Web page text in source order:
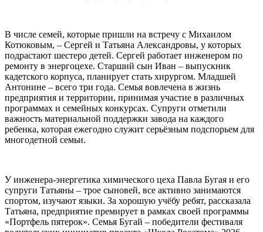
В числе семей, которые пришли на встречу с Михаилом
Котюковым, – Сергей и Татьяна Александровы, у которых
подрастают шестеро детей. Сергей работает инженером по
ремонту в энергоцехе. Старший сын Иван – выпускник
кадетского корпуса, планирует стать хирургом. Младшей
Антонине – всего три года. Семья вовлечена в жизнь
предприятия и территории, принимая участие в различных
программах и семейных конкурсах. Супруги отметили
важность материальной поддержки завода на каждого
ребенка, которая ежегодно служит серьёзным подспорьем для
многодетной семьи.
У инженера-энергетика химического цеха Павла Бугая и его
супруги Татьяны – трое сыновей, все активно занимаются
спортом, изучают языки. За хорошую учёбу ребят, рассказала
Татьяна, предприятие премирует в рамках своей программы
«Портфель пятерок». Семья Бугай – победители фестиваля